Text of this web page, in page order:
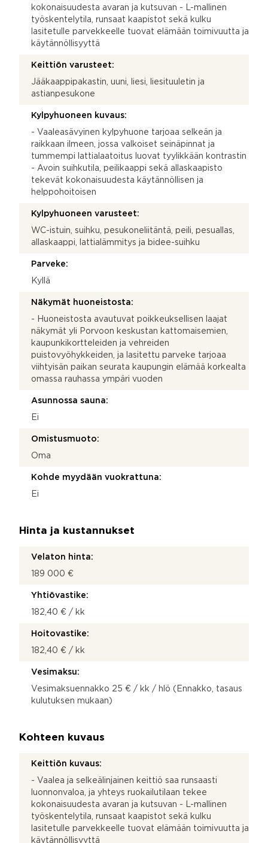
kokonaisuudesta avaran ja kutsuvan - L-mallinen
työskentelytila, runsaat kaapistot sekä kulku
lasitetulle parvekkeelle tuovat elämään toimivuutta ja
käytännöllisyyttä
Keittiön varusteet:
Jääkaappipakastin, uuni, liesi, liesituuletin ja
astianpesukone
Kylpyhuoneen kuvaus:
- Vaaleasävyinen kylpyhuone tarjoaa selkeän ja
raikkaan ilmeen, jossa valkoiset seinäpinnat ja
tummempi lattialaatoitus luovat tyylikkään kontrastin
- Avoin suihkutila, peilikaappi sekä allaskaapisto
tekevät kokonaisuudesta käytännöllisen ja
helppohoitoisen
Kylpyhuoneen varusteet:
WC-istuin, suihku, pesukoneliitäntä, peili, pesuallas,
allaskaappi, lattialämmitys ja bidee-suihku
Parveke:
Kyllä
Näkymät huoneistosta:
- Huoneistosta avautuvat poikkeuksellisen laajat
näkymät yli Porvoon keskustan kattomaisemien,
kaupunkikortteleiden ja vehreiden
puistovyöhykkeiden, ja lasitettu parveke tarjoaa
viihtyisän paikan seurata kaupungin elämää korkealta
omassa rauhassa ympäri vuoden
Asunnossa sauna:
Ei
Omistusmuoto:
Oma
Kohde myydään vuokrattuna:
Ei
Hinta ja kustannukset
Velaton hinta:
189 000 €
Yhtiövastike:
182,40 € / kk
Hoitovastike:
182,40 € / kk
Vesimaksu:
Vesimaksuennakko 25 € / kk / hlö (Ennakko, tasaus
kulutuksen mukaan)
Kohteen kuvaus
Keittiön kuvaus:
- Vaalea ja selkeälinjainen keittiö saa runsaasti
luonnonvaloa, ja yhteys ruokailutilaan tekee
kokonaisuudesta avaran ja kutsuvan - L-mallinen
työskentelytila, runsaat kaapistot sekä kulku
lasitetulle parvekkeelle tuovat elämään toimivuutta ja
käytännöllisyyttä